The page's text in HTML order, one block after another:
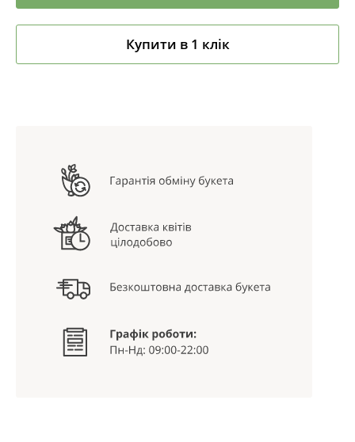
Купити в 1 клік